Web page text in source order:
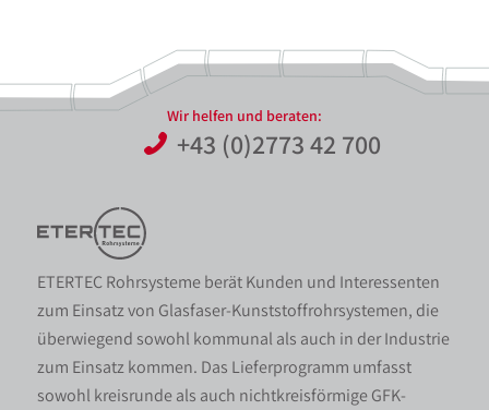
Wir helfen und beraten:
+43 (0)2773 42 700
ETERTEC Rohrsysteme berät Kunden und Interessenten
zum Einsatz von Glasfaser-Kunststoffrohrsystemen, die
überwiegend sowohl kommunal als auch in der Industrie
zum Einsatz kommen. Das Lieferprogramm umfasst
sowohl kreisrunde als auch nichtkreisförmige GFK-